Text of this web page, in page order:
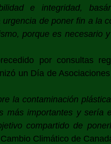
e integridad,
de poner fin a la
porque es necesario
por consultas
un Día de
la contaminación
más importantes y sería
compartido de
Climático de